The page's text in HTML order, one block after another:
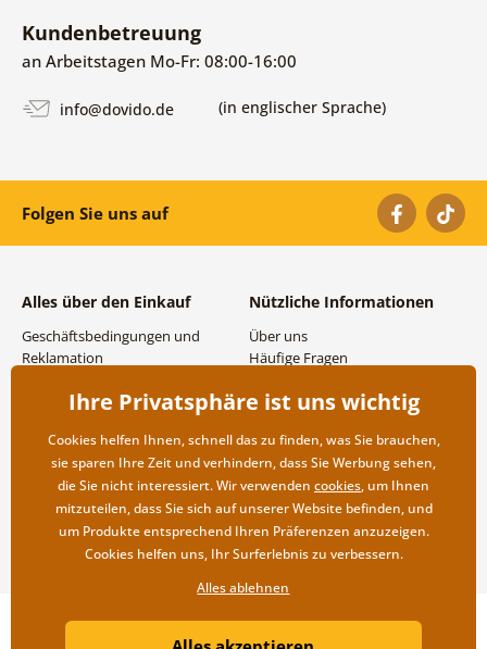
Kundenbetreuung
an Arbeitstagen Mo-Fr: 08:00-16:00
info@dovido.de (in englischer Sprache)
Folgen Sie uns auf
Alles über den Einkauf
Geschäftsbedingungen und
Reklamation
Versand- und
Rücksendung der Ware
Nützliche Informationen
Über uns
Häufige Fragen
Großhandel und
Copyright ©2019 © Dovido.at.
Ihre Privatsphäre ist uns wichtig
Cookies helfen Ihnen, schnell das zu finden, was Sie brauchen,
sie sparen Ihre Zeit und verhindern, dass Sie Werbung sehen,
die Sie nicht interessiert. Wir verwenden cookies, um Ihnen
mitzuteilen, dass Sie sich auf unserer Website befinden, und
um Produkte entsprechend Ihren Präferenzen anzuzeigen.
Cookies helfen uns, Ihr Surferlebnis zu verbessern.
Alles ablehnen